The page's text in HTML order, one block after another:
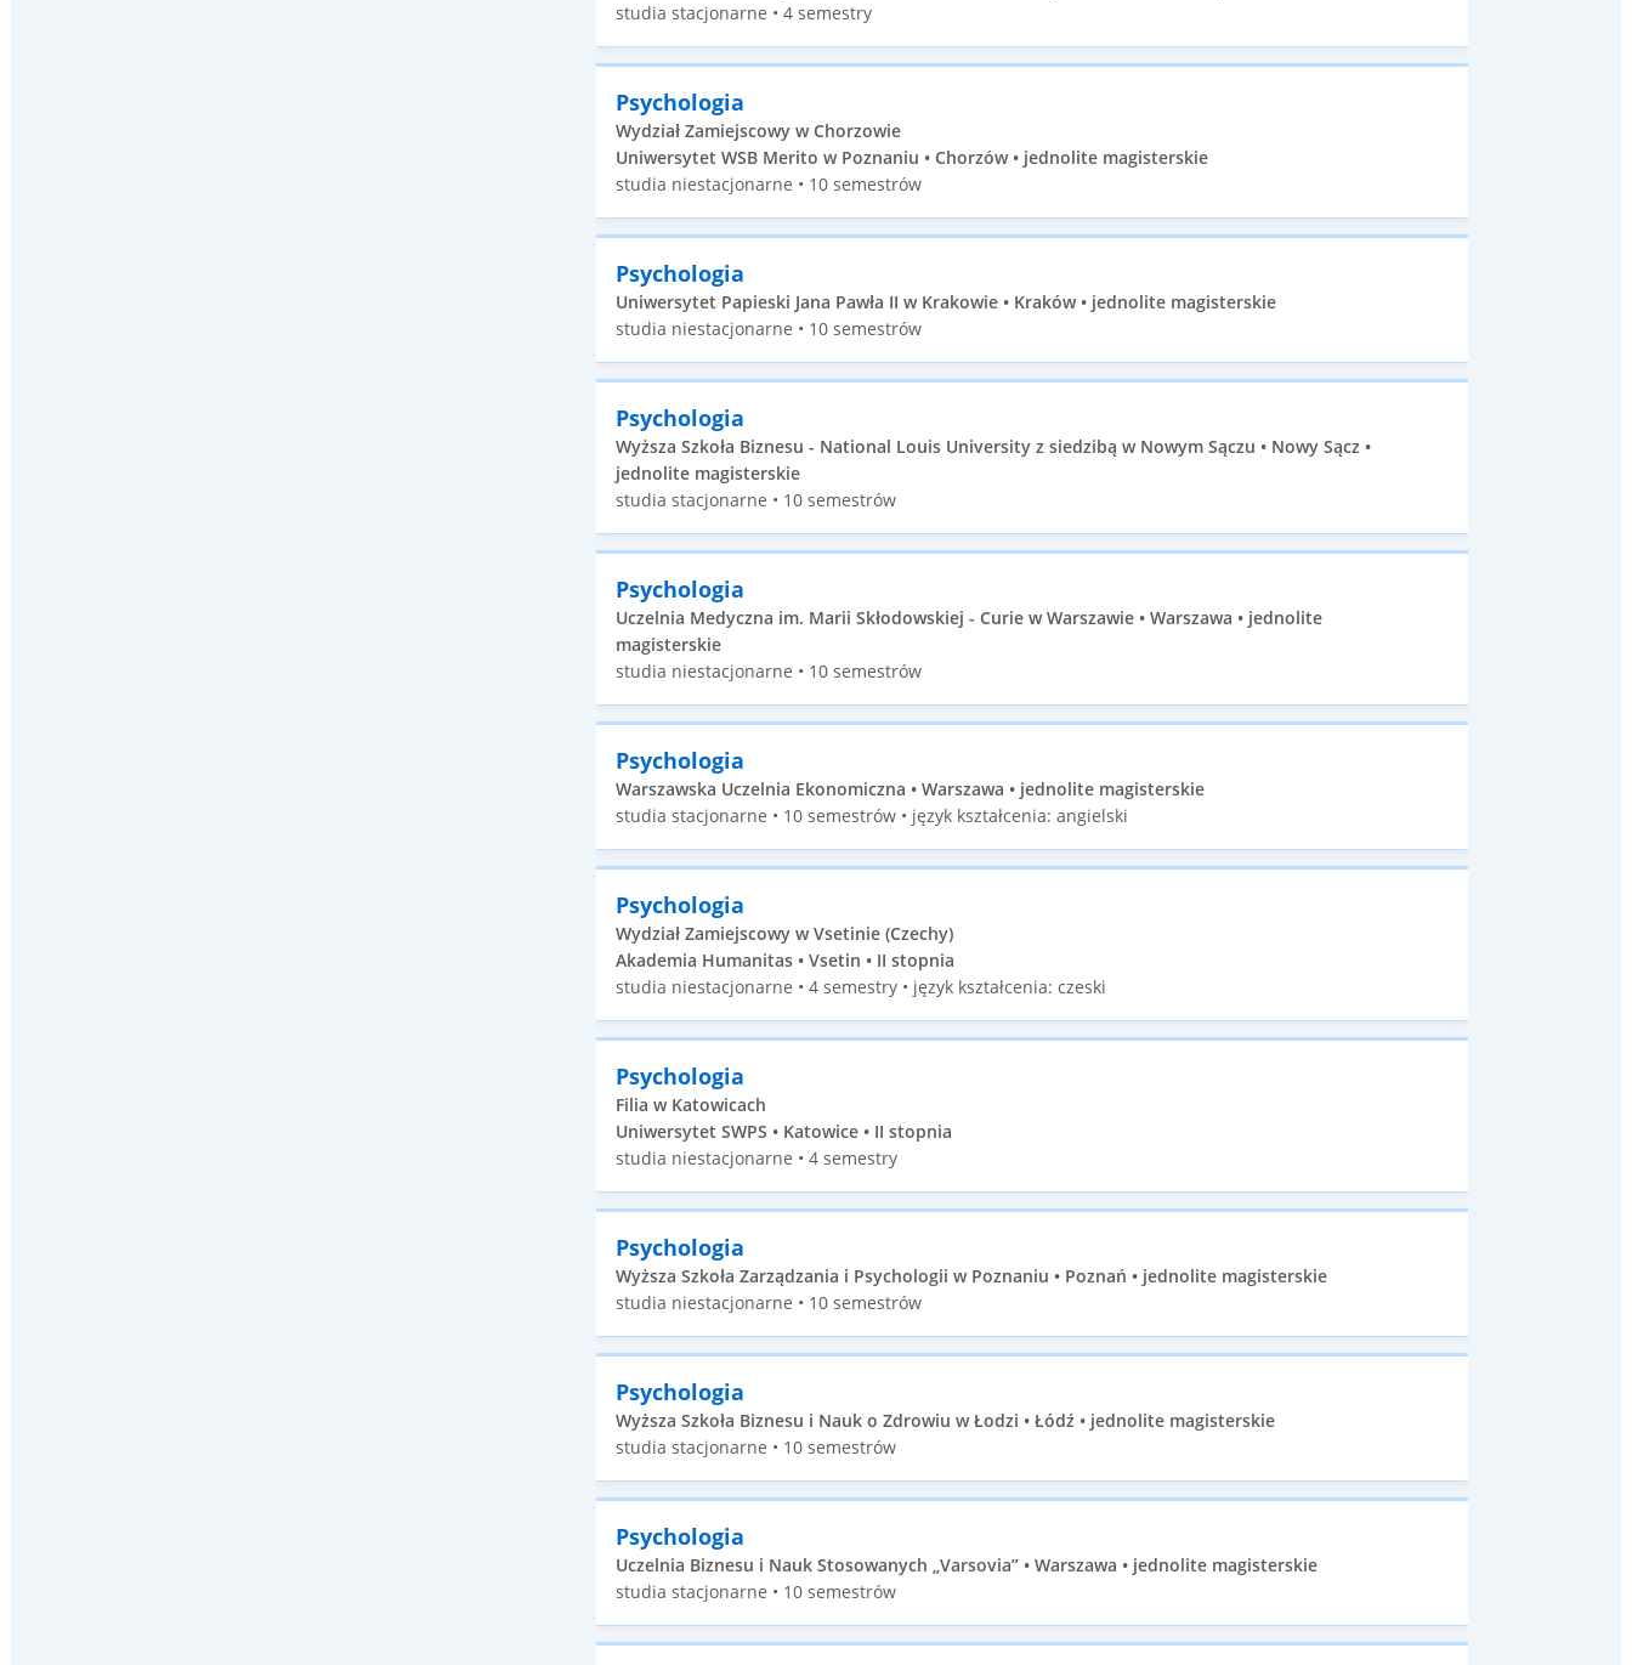
studia stacjonarne • 4 semestry
Psychologia
Wydział Zamiejscowy w Chorzowie
Uniwersytet WSB Merito w Poznaniu • Chorzów • jednolite magisterskie
studia niestacjonarne • 10 semestrów
Psychologia
Uniwersytet Papieski Jana Pawła II w Krakowie • Kraków • jednolite magisterskie
studia niestacjonarne • 10 semestrów
Psychologia
Wyższa Szkoła Biznesu - National Louis University z siedzibą w Nowym Sączu • Nowy Sącz •
jednolite magisterskie
studia stacjonarne • 10 semestrów
Psychologia
Uczelnia Medyczna im. Marii Skłodowskiej - Curie w Warszawie • Warszawa • jednolite
magisterskie
studia niestacjonarne • 10 semestrów
Psychologia
Warszawska Uczelnia Ekonomiczna • Warszawa • jednolite magisterskie
studia stacjonarne • 10 semestrów • język kształcenia: angielski
Psychologia
Wydział Zamiejscowy w Vsetinie (Czechy)
Akademia Humanitas • Vsetin • II stopnia
studia niestacjonarne • 4 semestry • język kształcenia: czeski
Psychologia
Filia w Katowicach
Uniwersytet SWPS • Katowice • II stopnia
studia niestacjonarne • 4 semestry
Psychologia
Wyższa Szkoła Zarządzania i Psychologii w Poznaniu • Poznań • jednolite magisterskie
studia niestacjonarne • 10 semestrów
Psychologia
Wyższa Szkoła Biznesu i Nauk o Zdrowiu w Łodzi • Łódź • jednolite magisterskie
studia stacjonarne • 10 semestrów
Psychologia
Uczelnia Biznesu i Nauk Stosowanych „Varsovia” • Warszawa • jednolite magisterskie
studia stacjonarne • 10 semestrów